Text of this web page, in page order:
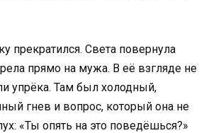
прекратился. Света повернула
прямо на мужа. В её взгляде не
упрёка. Там был холодный,
гнев и вопрос, который она не
«Ты опять на это поведёшься?»